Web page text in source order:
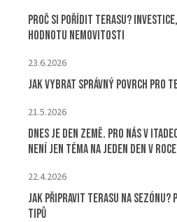
Proč si pořídit terasu?
hodnotu nemovitosti
23.6.2026
Jak vybrat správný povrch pro
21.5.2026
Dnes je Den Země. Pro nás v
není jen téma na jeden den v roce
22.4.2026
Jak připravit terasu na sezónu?
tipů